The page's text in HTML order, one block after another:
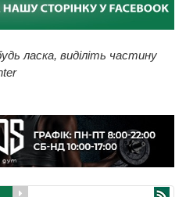
ласка, виділіть частину